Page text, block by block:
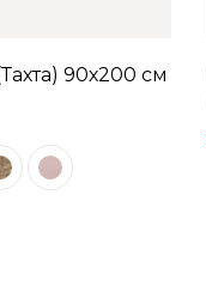
90х200 см